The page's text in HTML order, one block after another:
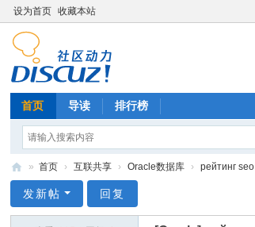
设为首页 收藏本站
首页 导读 排行榜
术
» 首页 › 互联共享 › Oracle数据库 › рейтинг
发新帖 回复